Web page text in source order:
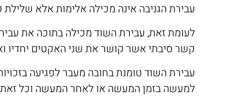
עבירת הגניבה אינה מכילה אלימות אלא שלילת
לעומת זאת, עבירת השוד מכילה בתוכה את
קשר סיבתי אשר קושר את שני האקטים יחדיו
עבירת השוד טומנת בחובה מעבר לפגיעה
למעשה בזמן המעשה או לאחר המעשה וכל זאת